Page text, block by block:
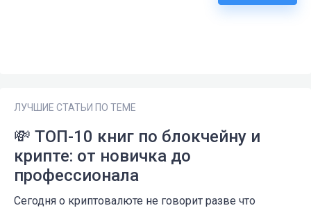
ЛУЧШИЕ СТАТЬИ ПО ТЕМЕ
💸 ТОП-10 книг по блокчейну и
крипте: от новичка до
профессионала
Сегодня о криптовалюте не говорит разве что